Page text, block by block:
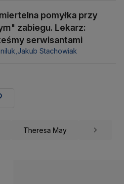
pomyłka przy
zabiegu. Lekarz:
serwisantami
Jakub Stachowiak
Theresa May